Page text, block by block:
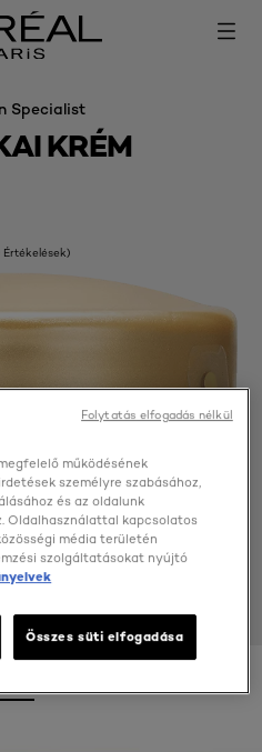
Specialist
KRÉM
működésének
személyre szabásához,
és az oldalunk
Oldalhasználattal kapcsolatos
média területén
szolgáltatásokat nyújtó
Összes süti elfogadása
Folytatás elfogadás nélkül